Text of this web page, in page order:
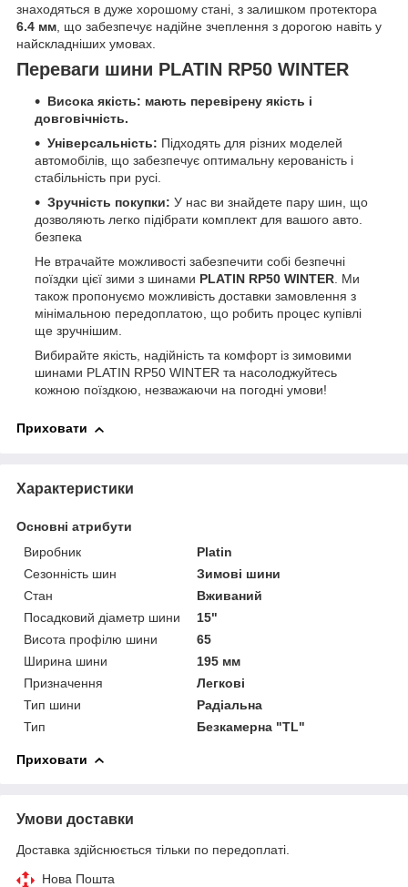
знаходяться в дуже хорошому стані, з залишком протектора
6.4 мм , що забезпечує надійне зчеплення з дорогою навіть у
найскладніших умовах.
Переваги шини PLATIN RP50 WINTER
Висока якість: мають перевірену якість і
довговічність.
Універсальність: Підходять для різних моделей
автомобілів, що забезпечує оптимальну керованість і
стабільність при русі.
Зручність покупки: У нас ви знайдете пару шин, що
дозволяють легко підібрати комплект для вашого авто.
безпека
Не втрачайте можливості забезпечити собі безпечні
поїздки цієї зими з шинами PLATIN RP50 WINTER. Ми
також пропонуємо можливість доставки замовлення з
мінімальною передоплатою, що робить процес купівлі
ще зручнішим.
Вибирайте якість, надійність та комфорт із зимовими
шинами PLATIN RP50 WINTER та насолоджуйтесь
кожною поїздкою, незважаючи на погодні умови!
Приховати
Характеристики
Основні атрибути
Виробник
Platin
Сезонність шин
Зимові шини
Стан
Вживаний
Посадковий діаметр шини
15"
Висота профілю шини
65
Ширина шини
195 мм
Призначення
Легкові
Тип шини
Радіальна
Тип
Безкамерна "TL"
Приховати
Умови доставки
Доставка здійснюється тільки по передоплаті.
Нова Пошта